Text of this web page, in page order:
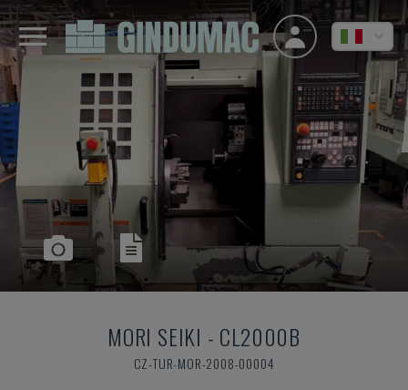
MORI SEIKI - CL2000B
CZ-TUR-MOR-2008-00004